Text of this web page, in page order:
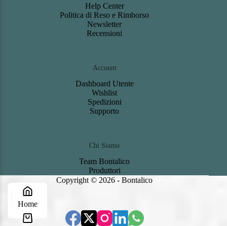
Help Center
Politica di Reso e Rimborso
Newsletter
Recensioni
Account
Dashboard Utente
Wishlist
Spedizioni
Supporto
Chi Siamo
Team Bontalico
Produttori
Copyright © 2026 - Bontalico
Home